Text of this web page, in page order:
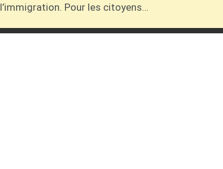
l’immigration. Pour les citoyens…